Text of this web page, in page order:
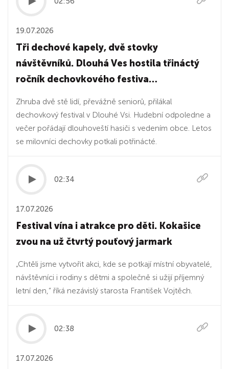
19.07.2026
Tři dechové kapely, dvě stovky
návštěvníků. Dlouhá Ves hostila třináctý
ročník dechovkového festiva…
Zhruba dvě stě lidí, převážně seniorů, přilákal
dechovkový festival v Dlouhé Vsi. Hudební odpoledne a
večer pořádají dlouhoveští hasiči s vedením obce. Letos
se milovníci dechovky potkali potřinácté.
02:34
17.07.2026
Festival vína i atrakce pro děti. Kokašice
zvou na už čtvrtý pouťový jarmark
„Chtěli jsme vytvořit akci, kde se potkají místní obyvatelé,
návštěvníci i rodiny s dětmi a společně si užijí příjemný
letní den,“ říká nezávislý starosta František Vojtěch.
02:38
17.07.2026